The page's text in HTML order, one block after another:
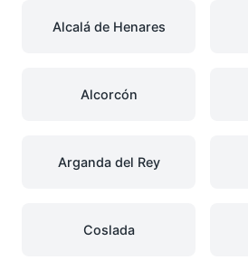
Alcalá de Henares
Alcorcón
Arganda del Rey
Coslada